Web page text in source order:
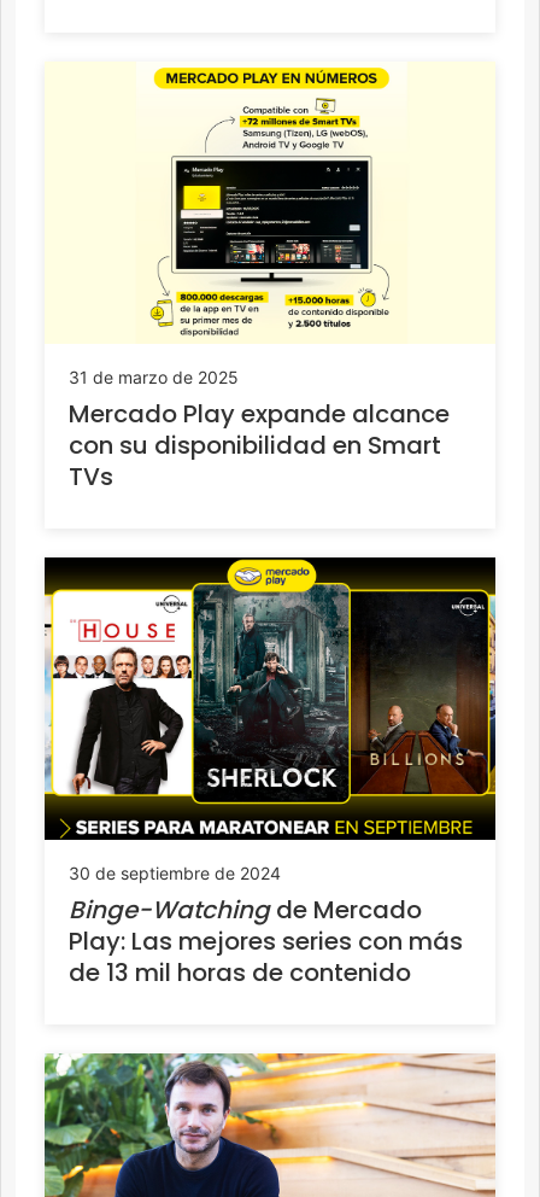
31 de marzo de 2025
Mercado Play expande alcance
con su disponibilidad en Smart
TVs
30 de septiembre de 2024
Binge-Watchingde Mercado
Play: Las mejores series con más
de 13 mil horas de contenido